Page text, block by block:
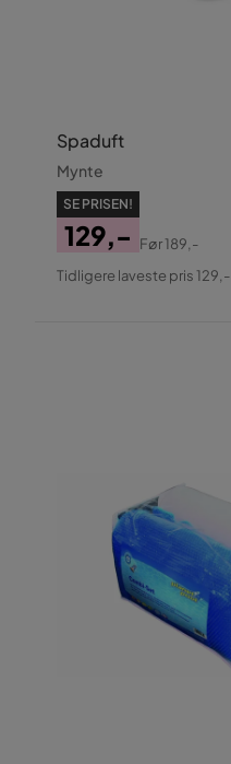
Spaduft
Mynte
SE PRISEN!
Pris
129,-
Original
Før189,-
Tidligere laveste pris 129,-